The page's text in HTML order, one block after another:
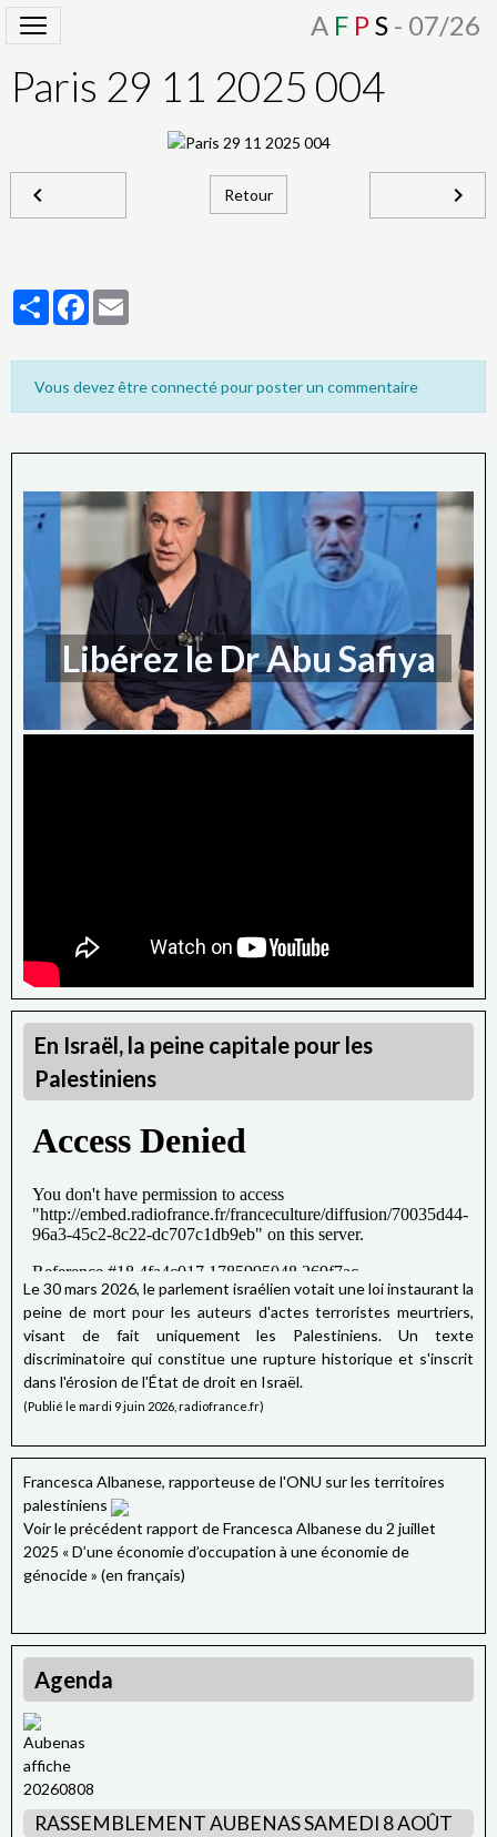
A F PS - 07/26
Paris 29 11 2025 004
Retour
PartagerFacebook
Vous devez être connecté pour poster un commentaire
Libérez le Dr Abu Safiya
En Israël, la peine capitale pour les
Palestiniens
Le 30 mars 2026, le parlement israélien votait une loi instaurant la
peine de mort pour les auteurs d'actes terroristes meurtriers,
visant de fait uniquement les Palestiniens. Un texte
discriminatoire qui constitue une rupture historique et s'inscrit
dans l'érosion de l'État de droit en Israël.
(Publié le mardi 9 juin 2026, radiofrance.fr)
Francesca Albanese, rapporteuse de l'ONU sur les territoires
palestiniens
Voir le précédent rapport de Francesca Albanese du 2 juillet
2025 « D’une économie d’occupation à une économie de
génocide » (en français)
Agenda
RASSEMBLEMENT AUBENAS SAMEDI 8 AOÛT